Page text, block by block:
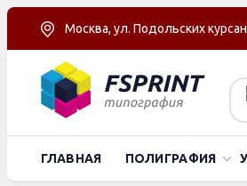
Москва, ул. Подольских
ГЛАВНАЯ ПОЛИГРАФИЯ